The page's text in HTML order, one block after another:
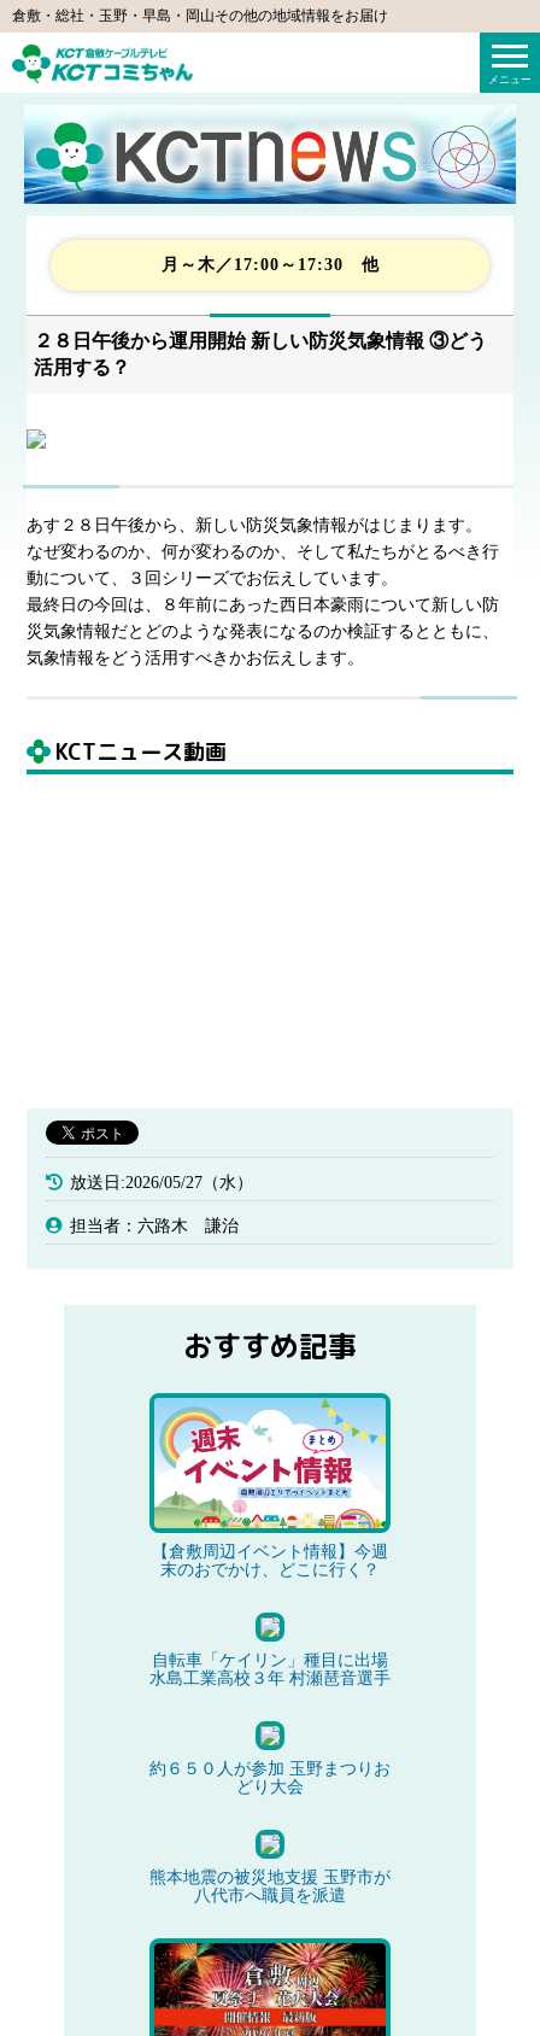
倉敷・総社・玉野・早島・岡山その他の地域情報をお届け
KCTコミちゃん（倉敷ケーブルテレビ）
メニュー
月～木／17:00～17:30 他
２８日午後から運用開始 新しい防災気象情報 ③どう
活用する？
あす２８日午後から、新しい防災気象情報がはじまります。
なぜ変わるのか、何が変わるのか、そして私たちがとるべき行
動について、３回シリーズでお伝えしています。
最終日の今回は、８年前にあった西日本豪雨について新しい防
災気象情報だとどのような発表になるのか検証するとともに、
気象情報をどう活用すべきかお伝えします。
KCTニュース動画
放送日:2026/05/27（水）
担当者：六路木 謙治
おすすめ記事
【倉敷周辺イベント情報】今週
末のおでかけ、どこに行く？
自転車「ケイリン」種目に出場
水島工業高校３年 村瀬琶音選手
約６５０人が参加 玉野まつりお
どり大会
熊本地震の被災地支援 玉野市が
八代市へ職員を派遣